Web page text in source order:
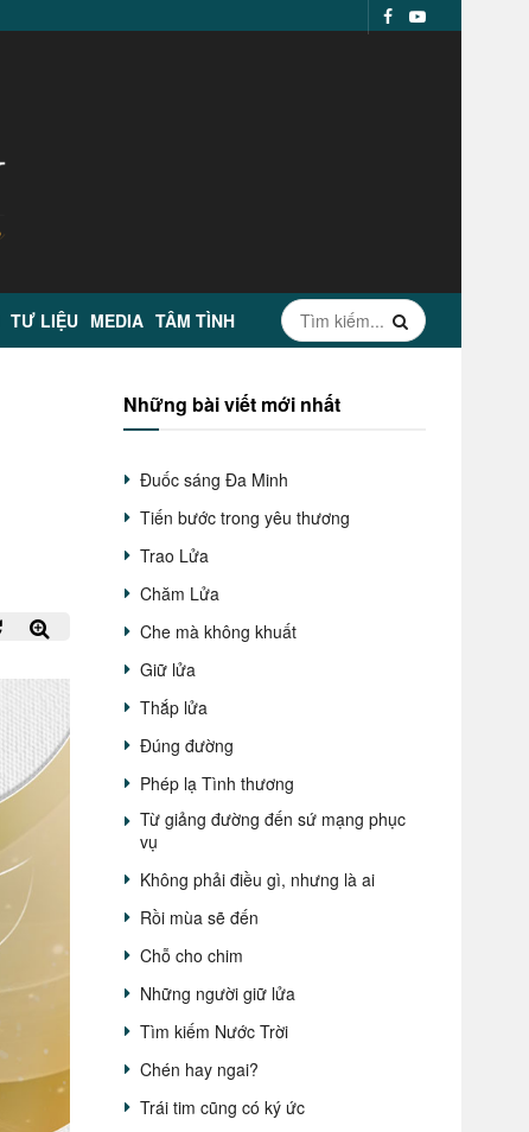
TƯ LIỆU MEDIA TÂM TÌNH
Những bài viết mới nhất
Đuốc sáng Đa Minh
Tiến bước trong yêu thương
Trao Lửa
Chăm Lửa
Che mà không khuất
Giữ lửa
Thắp lửa
Đúng đường
Phép lạ Tình thương
Từ giảng đường đến sứ mạng phục
vụ
Không phải điều gì, nhưng là ai
Rồi mùa sẽ đến
Chỗ cho chim
Những người giữ lửa
Tìm kiếm Nước Trời
Chén hay ngai?
Trái tim cũng có ký ức